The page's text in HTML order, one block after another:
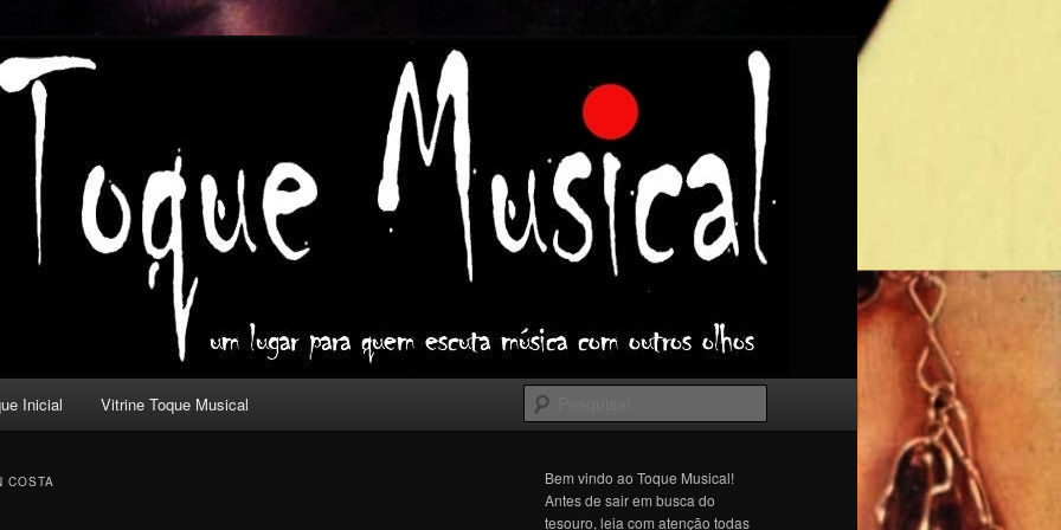
com outros olhos.
Inicial Vitrine Toque Musical
COSTA
Bem vindo ao Toque Musical!
Antes de sair em busca do
tesouro, leia com atenção todas